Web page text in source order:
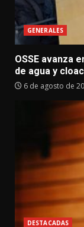
GENERALES
OSSE avanza
de agua y
6 de agosto de
DESTACADAS